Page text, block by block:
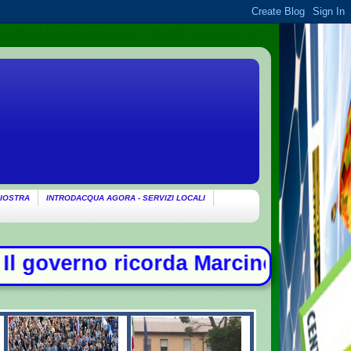
INTRODACQUA AGORA - SERVIZI LOCALI
"Non c'è spazio